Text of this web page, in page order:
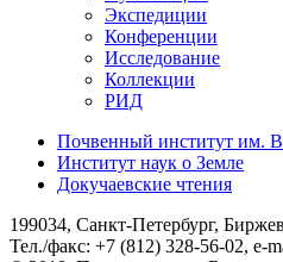
Экспедиции
Конференции
Исследование
Коллекции
РИД
Почвенный институт им.
Институт наук о Земле
Докучаевские чтения
199034, Санкт-Петербург,
Тел./факс: +7 (812) 328-56-02, e-